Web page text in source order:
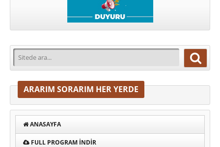
ARARIM SORARIM HER YERDE
ANASAYFA
FULL PROGRAM INDIR